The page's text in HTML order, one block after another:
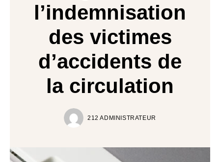
l’indemnisation
des victimes
d’accidents de
la circulation
212 ADMINISTRATEUR